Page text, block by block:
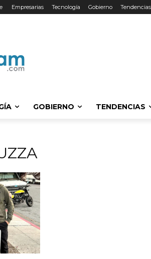
Empresarias Tecnología Gobierno Tendencias
GOBIERNO TENDENCIAS